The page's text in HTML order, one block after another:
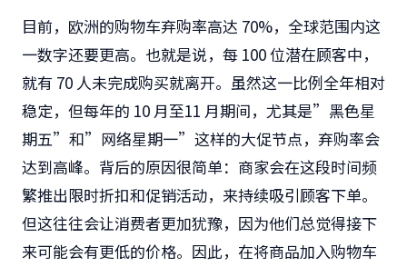
目前，欧洲的购物车弃购率高达 70%，全球范围内这
一数字还要更高。也就是说，每 100位潜在顾客中，
就有 70 人未完成购买就离开。虽然这一比例全年相对
稳定，但每年的 10 月至11 月期间，尤其是”黑色星
期五”和”网络星期一”这样的大促节点，弃购率会
达到高峰。背后的原因很简单：商家会在这段时间频
繁推出限时折扣和促销活动，来持续吸引顾客下单。
但这往往会让消费者更加犹豫，因为他们总觉得接下
来可能会有更低的价格。因此，在将商品加入购物车